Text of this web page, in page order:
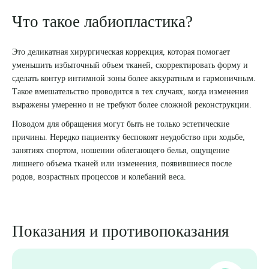
8 (863) 309-05-06
ЗАКАЗАТЬ ЗВОНОК
ЗАПИСЬ ОНЛАЙН
Что такое лабиопластика?
Это деликатная хирургическая коррекция, которая помогает
уменьшить избыточный объем тканей, скорректировать форму и
сделать контур интимной зоны более аккуратным и гармоничным.
Такое вмешательство проводится в тех случаях, когда изменения
выражены умеренно и не требуют более сложной реконструкции.
Поводом для обращения могут быть не только эстетические
причины. Нередко пациентку беспокоят неудобство при ходьбе,
занятиях спортом, ношении облегающего белья, ощущение
лишнего объема тканей или изменения, появившиеся после
родов, возрастных процессов и колебаний веса.
Показания и противопоказания